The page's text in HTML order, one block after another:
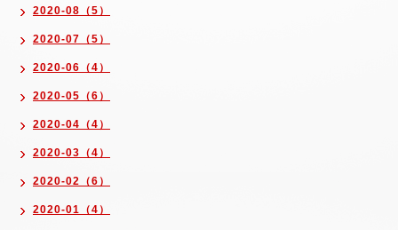
2020-08（5）
2020-07（5）
2020-06（4）
2020-05（6）
2020-04（4）
2020-03（4）
2020-02（6）
2020-01（4）